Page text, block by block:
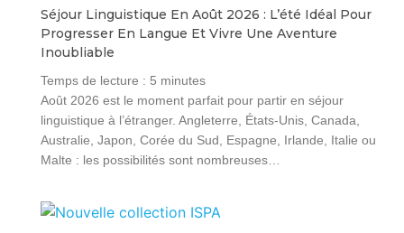
Séjour Linguistique En Août 2026 : L’été Idéal Pour
Progresser En Langue Et Vivre Une Aventure
Inoubliable
Temps de lecture : 5 minutes
Août 2026 est le moment parfait pour partir en séjour
linguistique à l’étranger. Angleterre, États-Unis, Canada,
Australie, Japon, Corée du Sud, Espagne, Irlande, Italie ou
Malte : les possibilités sont nombreuses…